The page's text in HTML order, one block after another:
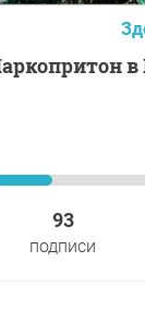
Наркопритон
93
подписи